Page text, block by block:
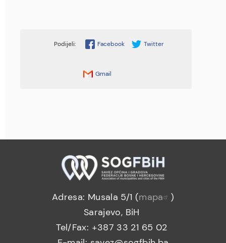
Facebook Twitter
Gmail
Adresa: Musala 5/1 (mapa
)
Sarajevo, BiH
Tel/Fax: +387 33 21 65 02